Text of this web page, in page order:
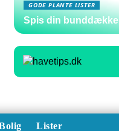
GODE PLANTE LISTER
Spis din bunddække
Lister